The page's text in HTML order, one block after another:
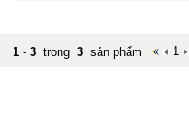
1 - 3 trong 3 sản phẩm 1